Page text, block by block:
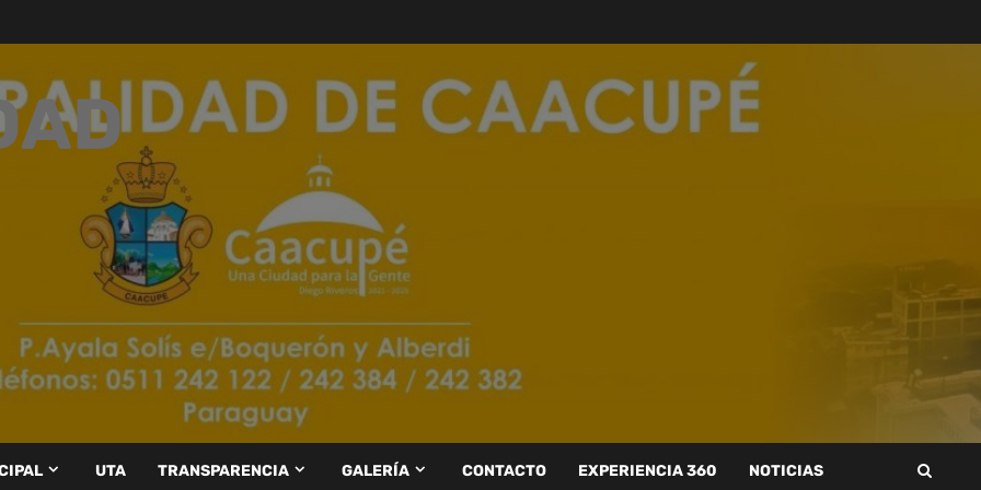
UTA TRANSPARENCIA GALERÍA CONTACTO EXPERIENCIA 360 NOTICIAS